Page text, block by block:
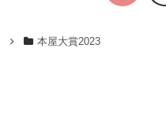
本屋大賞2023